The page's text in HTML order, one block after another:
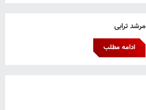
مرشد ترابی
ادامه مطلب